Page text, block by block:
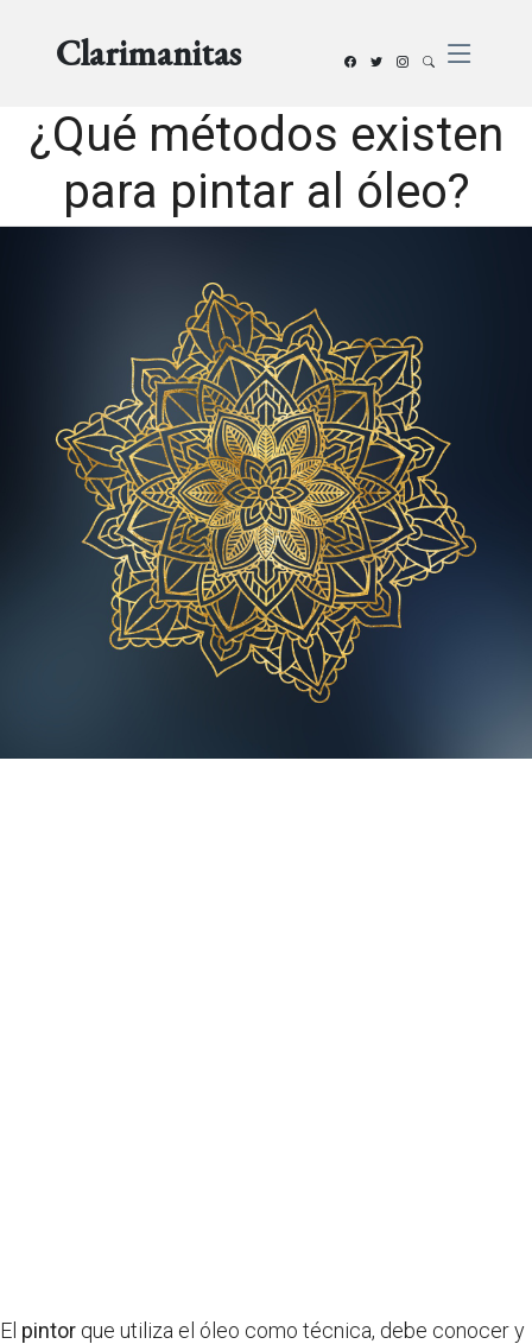
Clarimanitas
¿Qué métodos existen
para pintar al óleo?
El pintor que utiliza el óleo como técnica, debe conocer y